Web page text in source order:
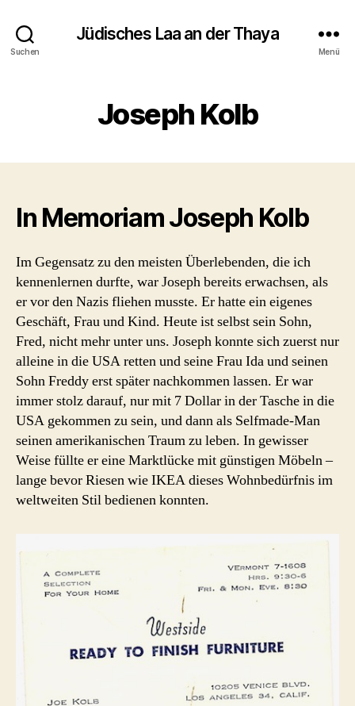
Suchen
Jüdisches Laa an der Thaya
Menü
Joseph Kolb
In Memoriam Joseph Kolb
Im Gegensatz zu den meisten Überlebenden, die ich
kennenlernen durfte, war Joseph bereits erwachsen, als
er vor den Nazis fliehen musste. Er hatte ein eigenes
Geschäft, Frau und Kind. Heute ist selbst sein Sohn,
Fred, nicht mehr unter uns. Joseph konnte sich zuerst nur
alleine in die USA retten und seine Frau Ida und seinen
Sohn Freddy erst später nachkommen lassen. Er war
immer stolz darauf, nur mit 7 Dollar in der Tasche in die
USA gekommen zu sein, und dann als Selfmade-Man
seinen amerikanischen Traum zu leben. In gewisser
Weise füllte er eine Marktlücke mit günstigen Möbeln –
lange bevor Riesen wie IKEA dieses Wohnbedürfnis im
weltweiten Stil bedienen konnten.